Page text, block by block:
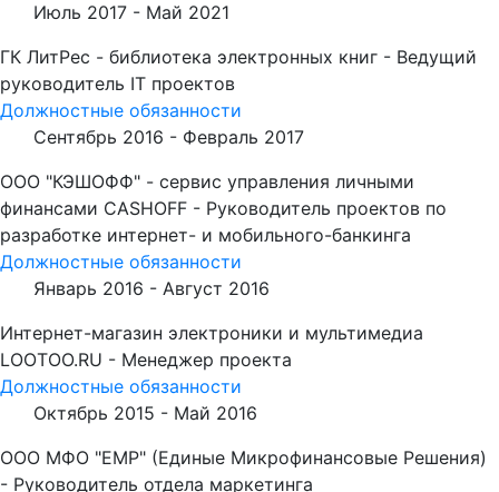
Июль 2017 - Май 2021
ГК ЛитРес - библиотека электронных книг - Ведущий
руководитель IT проектов
Должностные обязанности
Сентябрь 2016 - Февраль 2017
ООО "КЭШОФФ" - сервис управления личными
финансами CASHOFF - Руководитель проектов по
разработке интернет- и мобильного-банкинга
Должностные обязанности
Январь 2016 - Август 2016
Интернет-магазин электроники и мультимедиа
LOOTOO.RU - Менеджер проекта
Должностные обязанности
Октябрь 2015 - Май 2016
ООО МФО "ЕМР" (Единые Микрофинансовые Решения)
- Руководитель отдела маркетинга